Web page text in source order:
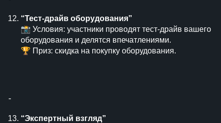
“Тест-драйв оборудования”
📸 Условия: участники проводят тест-драйв вашего
оборудования и делятся впечатлениями.
🏆 Приз: скидка на покупку оборудования.
⁃
“Экспертный взгляд”